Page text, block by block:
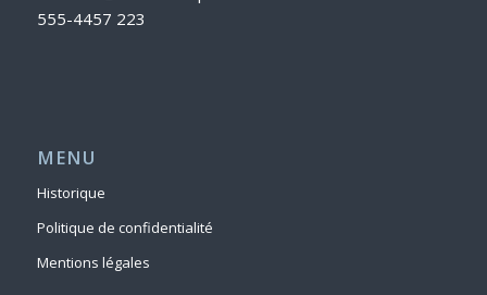
555-4457 223
MENU
Historique
Politique de confidentialité
Mentions légales